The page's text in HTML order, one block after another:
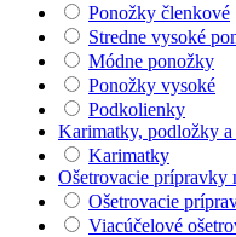
Ponožky členkové
Stredne vysoké
Módne ponožky
Ponožky vysoké
Podkolienky
Karimatky, podložky
Karimatky
Ošetrovacie prípravky
Ošetrovacie
Viacúčelové